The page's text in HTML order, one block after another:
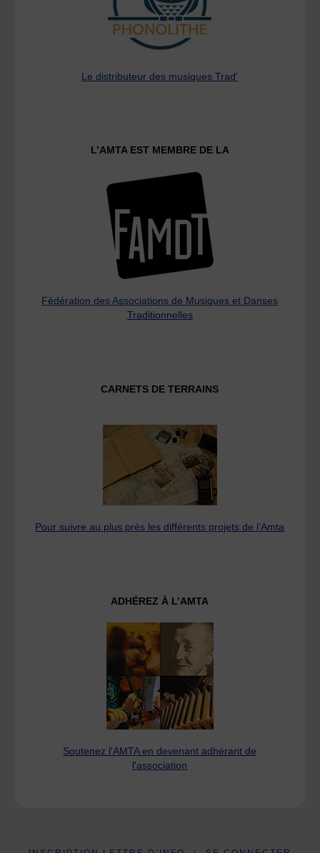
Le distributeur des musiques Trad'
L’AMTA EST MEMBRE DE LA
Fédération des Associations de Musiques et Danses
Traditionnelles
CARNETS DE TERRAINS
Pour suivre au plus près les différents projets de l’Amta
ADHÉREZ À L’AMTA
Soutenez l'AMTA en devenant adhérant de
l'association